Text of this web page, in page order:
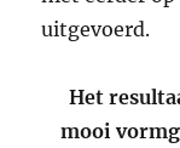
uitgevoerd.
Het
mooi